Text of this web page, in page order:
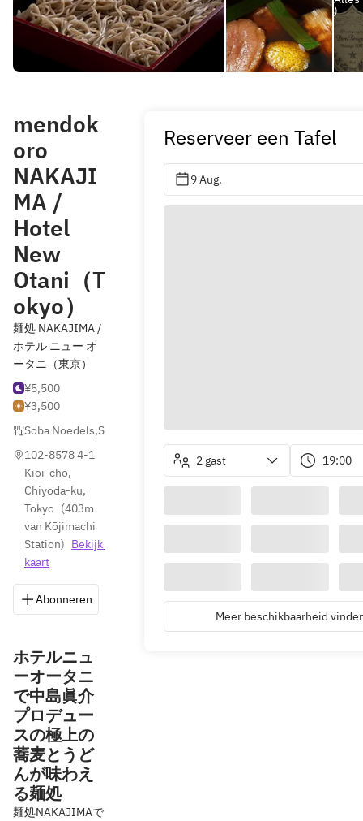
)
mendok
oro
NAKAJI
MA /
Hotel
New
Otani（T
okyo）
麺処 NAKAJIMA /
ホテル ニュー オ
ータニ（東京）
¥5,500
¥3,500
Soba Noedels,Soba & Udon
102-8578 4-1
Kioi-cho,
Chiyoda-ku,
Tokyo (403m
van Kōjimachi
Station) Bekijk
kaart
Abonneren Opslaan Delen Routebeschrijving
ホテルニュ
ーオータニ
で中島眞介
プロデュー
スの極上の
蕎麦とうど
んが味わえ
る麺処
麺処NAKAJIMAで
Reserveer een Tafel
9 Aug.
2 gast 19:00
Meer beschikbaarheid